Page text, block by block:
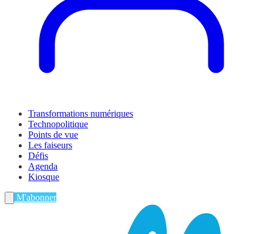
Transformations numériques
Technopolitique
Points de vue
Les faiseurs
Défis
Agenda
Kiosque
M'abonner